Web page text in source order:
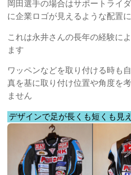
岡田選手の場合はサポートライ
に企業ロゴが見えるような配置
これは永井さんの長年の経験に
ます
ワッペンなどを取り付ける時も
真を基に取り付け位置や角度を
ません
デザインで足が長くも短くも見